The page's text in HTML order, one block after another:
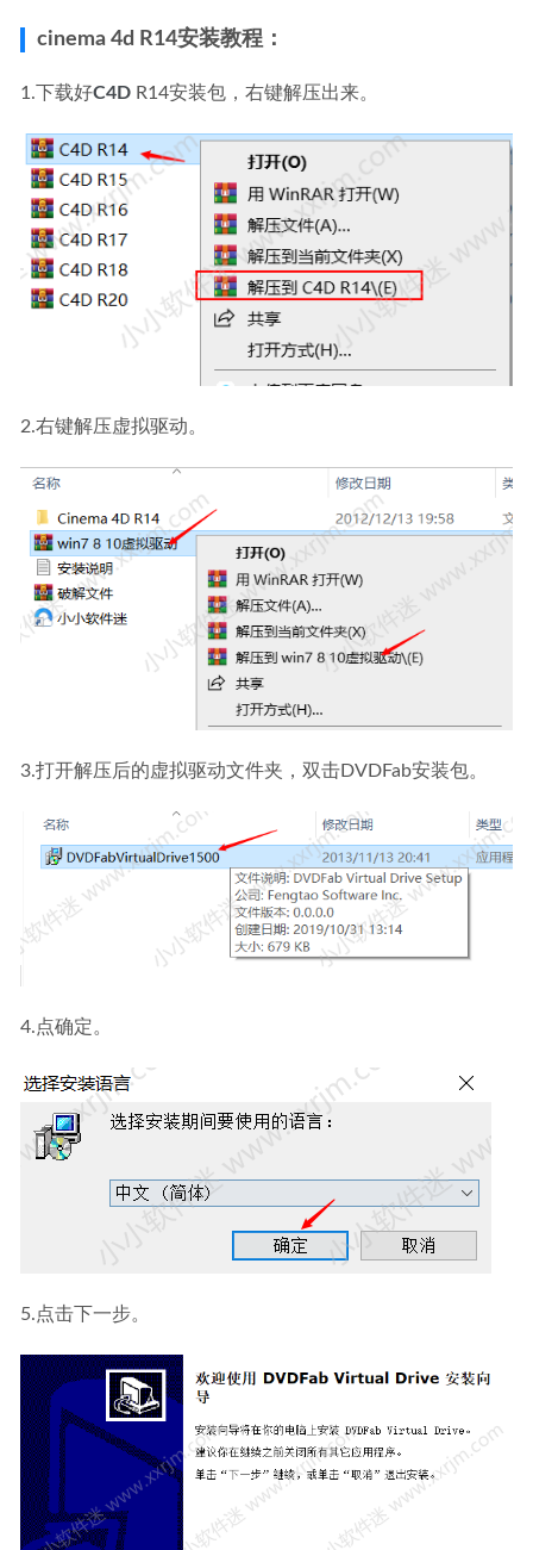
cinema 4d R14安装教程：
1.下载好C4D R14安装包，右键解压出来。
2.右键解压虚拟驱动。
3.打开解压后的虚拟驱动文件夹，双击DVDFab安装包。
4.点确定。
5.点击下一步。